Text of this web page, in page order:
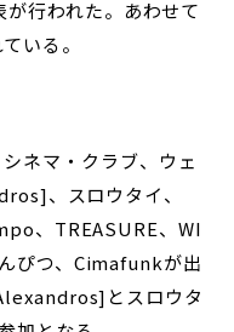
行われた。あわせて
いる。
ネマ・クラブ、ウェ
、スロウタイ、
、TREASURE、WI
ぴつ、Cimafunkが出
とスロウタ